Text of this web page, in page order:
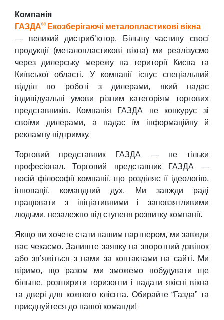
Компанія
ГАЗДА® Екозберігаючі металопластикові вікна
— великий дистриб’ютор. Більшу частину своєї
продукції (металопластикові вікна) ми реалізуємо
через дилерську мережу на території Києва та
Київської області. У компанії існує спеціальний
відділ по роботі з дилерами, який надає
індивідуальні умови різним категоріям торгових
представників. Компанія ГАЗДА не конкурує зі
своїми дилерами, а надає їм інформаційну й
рекламну підтримку.
Торговий представник ГАЗДА — не тільки
професіонал. Торговий представник ГАЗДА —
носій філософії компанії, що розділяє її ідеологію,
інновації, командний дух. Ми завжди раді
працювати з ініціативними і заповзятливими
людьми, незалежно від ступеня розвитку компанії.
Якщо ви хочете стати нашим партнером, ми завжди
вас чекаємо. Залиште заявку на зворотний дзвінок
або зв’яжіться з нами за контактами на сайті. Ми
віримо, що разом ми зможемо побудувати ще
більше, розширити горизонти і надати якісні вікна
та двері для кожного клієнта. Обирайте “Газда” та
приєднуйтеся до нашої команди!